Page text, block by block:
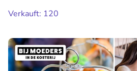
Verkauft: 120